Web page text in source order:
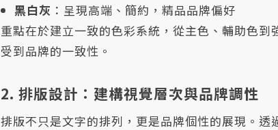
黑白灰 ：呈現高端、簡約，精品品牌偏好
重點在於建立一致的色彩系統，從主色、輔助色
受到品牌的一致性。
2. 排版設計：建構視覺層次與品牌調性
排版不只是文字的排列，更是品牌個性的展現。